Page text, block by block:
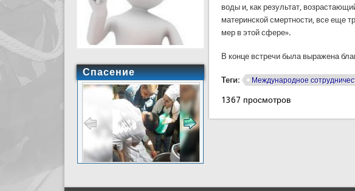
воды и, как результат,
материнской смертности, все еще
мер в этой сфере».
В конце встречи была выражена
Теги: Международное
1367 просмотров
Спасение